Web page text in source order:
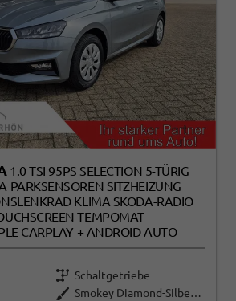
1.0 TSI 95PS SELECTION 5-TÜRIG
PARKSENSOREN SITZHEIZUNG
KLIMA SKODA-RADIO
TEMPOMAT
CARPLAY + ANDROID AUTO
Schaltgetriebe
Smokey Diamond-Silber Metallic